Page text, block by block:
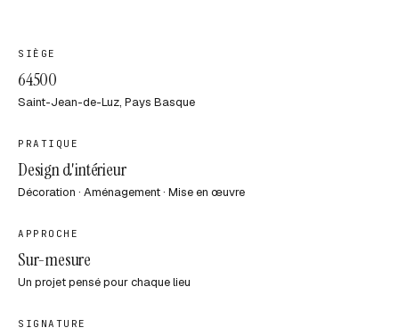
SIÈGE
64500
Saint-Jean-de-Luz, Pays Basque
PRATIQUE
Design d'intérieur
Décoration · Aménagement · Mise en œuvre
APPROCHE
Sur-mesure
Un projet pensé pour chaque lieu
SIGNATURE